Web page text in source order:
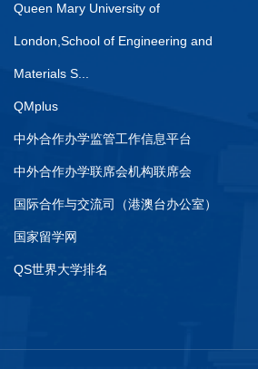
Queen Mary University of
London,School of Engineering and
Materials S...
QMplus
中外合作办学监管工作信息平台
中外合作办学联席会机构联席会
国际合作与交流司（港澳台办公室）
国家留学网
QS世界大学排名